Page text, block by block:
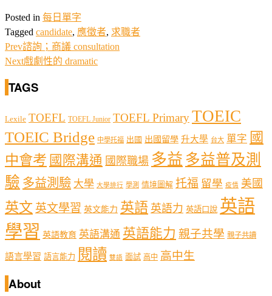
Posted in 每日單字
Tagged candidate, 應徵者, 求職者
Prev諮詢；商議 consultation
Next戲劇性的 dramatic
TAGS
Lexile TOEFL TOEFL Junior TOEFL PrimaryTOEIC
TOEIC Bridge 中學托福 出國 出國留學 升大學 台大 單字 國
中會考 國際溝通 國際職場 多益 多益普及測
驗 多益測驗 大學 大學排行 學測 情境圖解 托福 留學 疫情 美國
英文 英文學習 英文能力 英語 英語力 英語口說 英語
學習 英語教育 英語溝通 英語能力 親子共學 親子共讀
語言學習 語言能力 閱讀 雙語 面試 高中 高中生
About